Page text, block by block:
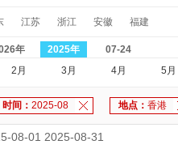
江苏 浙江 安徽 福建
年 2025年
07-24
2月 3月 4月 5月
时间： 2025-08 地点： 香港
08-01 2025-08-31